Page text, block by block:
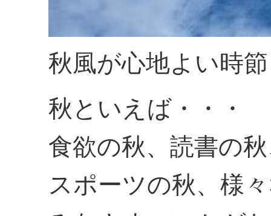
秋風が心地よい時
秋といえば・・・
食欲の秋、読書の
スポーツの秋、様